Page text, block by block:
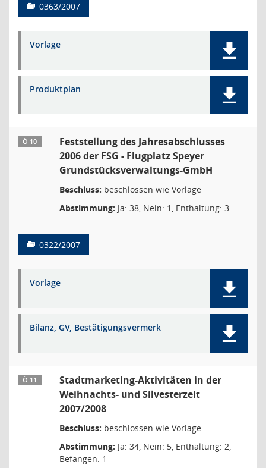
0363/2007
Vorlage
Produktplan
Ö 10
Feststellung des Jahresabschlusses
2006 der FSG - Flugplatz Speyer
Grundstücksverwaltungs-GmbH
Beschluss: beschlossen wie Vorlage
Abstimmung: Ja: 38, Nein: 1, Enthaltung: 3
0322/2007
Vorlage
Bilanz, GV, Bestätigungsvermerk
Ö 11
Stadtmarketing-Aktivitäten in der
Weihnachts- und Silvesterzeit
2007/2008
Beschluss: beschlossen wie Vorlage
Abstimmung: Ja: 34, Nein: 5, Enthaltung: 2,
Befangen: 1